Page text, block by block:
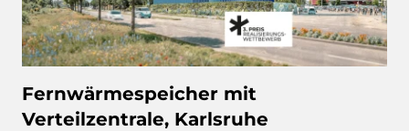
Fernwärmespeicher mit
Verteilzentrale, Karlsruhe